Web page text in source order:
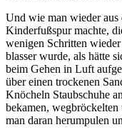
Und wie man wieder aus
Kinderfußspur machte,
wenigen Schritten
blasser wurde, als hätte
beim Gehen in Luft
über einen trockenen
Knöcheln Staubschuhe
bekamen,
man daran herumpulen